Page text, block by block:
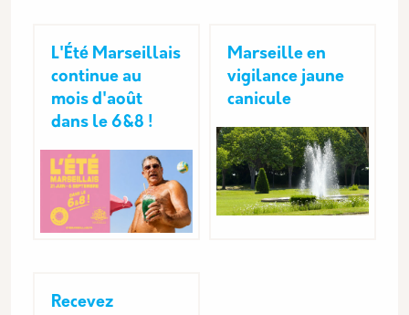
L'Été Marseillais
continue au
mois d'août
dans le 6&8 !
Marseille en
vigilance jaune
canicule
Recevez